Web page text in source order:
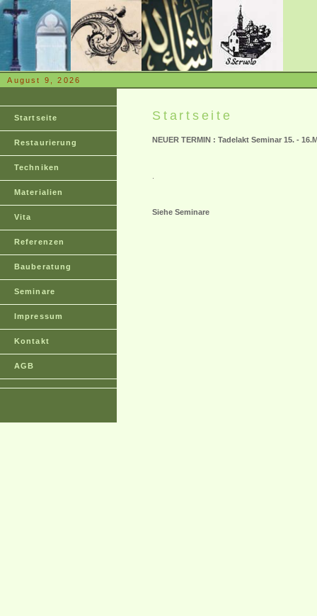
August 9, 2026
Startseite
Restaurierung
Techniken
Materialien
Vita
Referenzen
Bauberatung
Seminare
Impressum
Kontakt
AGB
Startseite
NEUER TERMIN : Tadelakt Seminar 15. -
Siehe Seminare